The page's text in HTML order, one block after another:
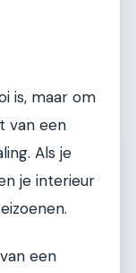
is, maar om
van een
Als je
je interieur
een